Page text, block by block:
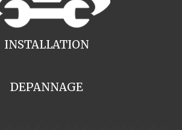
INSTALLATION
DEPANNAGE